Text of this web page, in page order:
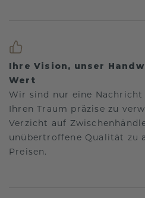
Ihre Vision, unser
Wert
Wir sind nur eine
Ihren Traum präzise zu
Verzicht auf
unübertroffene Qualität zu
Preisen.